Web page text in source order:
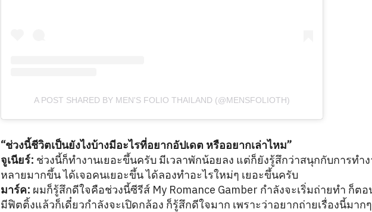
A POST SHARED BY MEN'S FOLIO THAILAND (@MENSFOLIOTH)
“ช่วงนี้ชีวิตเป็นยังไงบ้างมีอะไรที่อยากอัปเดต หรืออยากเล่าไหม”
จูเนียร์: ช่วงนี้ก็ทำงานเยอะขึ้นครับ มีเวลาพักน้อยลง แต่ก็ยังรู้สึกว่าสนุกกับการทำ
หลายมากขึ้น ได้เจอคนเยอะขึ้น ได้ลองทำอะไรใหม่ๆ เยอะขึ้นครับ
มาร์ค: ผมก็รู้สึกดีใจคือช่วงนี้ซีรีส์ My Romance Gamber กำลังจะเริ่มถ่ายทำ ก็ต
มีฟิตติ้งแล้วก็เดี๋ยวกำลังจะเปิดกล้อง ก็รู้สึกดีใจมาก เพราะว่าอยากถ่ายเรื่องนี้มาก